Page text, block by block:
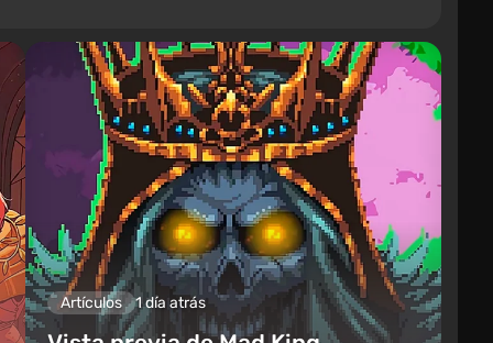
Artículos 1 día atrás